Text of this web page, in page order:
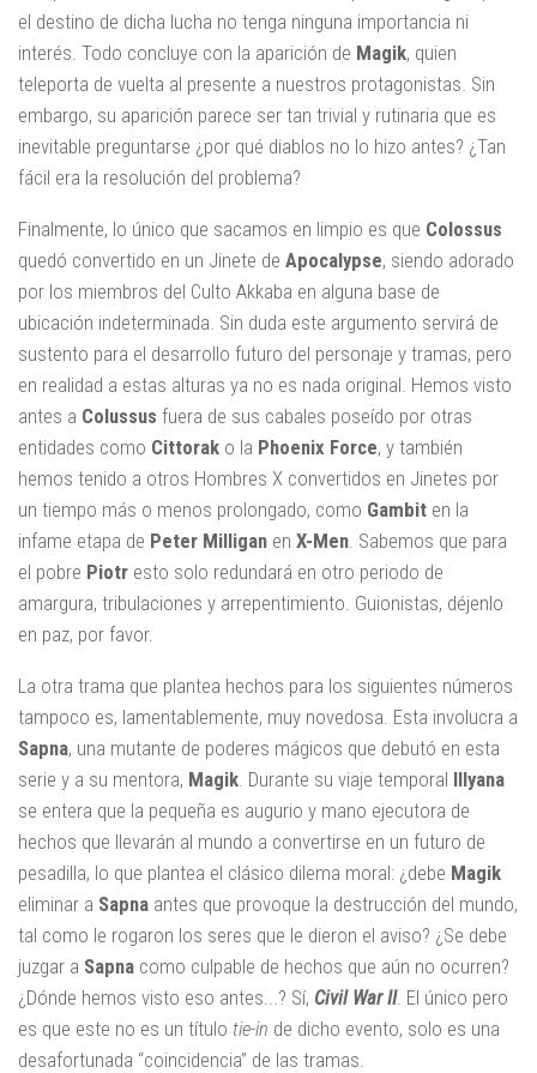
el destino de dicha lucha no tenga ninguna importancia ni
interés. Todo concluye con la aparición de Magik, quien
teleporta de vuelta al presente a nuestros protagonistas. Sin
embargo, su aparición parece ser tan trivial y rutinaria que es
inevitable preguntarse ¿por qué diablos no lo hizo antes? ¿Tan
fácil era la resolución del problema?
Finalmente, lo único que sacamos en limpio es que Colossus
quedó convertido en un Jinete de Apocalypse, siendo adorado
por los miembros del Culto Akkaba en alguna base de
ubicación indeterminada. Sin duda este argumento servirá de
sustento para el desarrollo futuro del personaje y tramas, pero
en realidad a estas alturas ya no es nada original. Hemos visto
antes a Colussus fuera de sus cabales poseído por otras
entidades como Cittorak o la Phoenix Force, y también
hemos tenido a otros Hombres X convertidos en Jinetes por
un tiempo más o menos prolongado, como Gambit en la
infame etapa de Peter Milligan en X-Men . Sabemos que para
el pobre Piotr esto solo redundará en otro periodo de
amargura, tribulaciones y arrepentimiento. Guionistas, déjenlo
en paz, por favor.
La otra trama que plantea hechos para los siguientes números
tampoco es, lamentablemente, muy novedosa. Esta involucra a
Sapna, una mutante de poderes mágicos que debutó en esta
serie y a su mentora, Magik . Durante su viaje temporal Illyana
se entera que la pequeña es augurio y mano ejecutora de
hechos que llevarán al mundo a convertirse en un futuro de
pesadilla, lo que plantea el clásico dilema moral: ¿debe Magik
eliminar a Sapna antes que provoque la destrucción del mundo,
tal como le rogaron los seres que le dieron el aviso? ¿Se debe
juzgar a Sapna como culpable de hechos que aún no ocurren?
¿Dónde hemos visto eso antes...? Sí, Civil War II. El único pero
es que este no es un título tie-in de dicho evento, solo es una
desafortunada “coincidencia” de las tramas.